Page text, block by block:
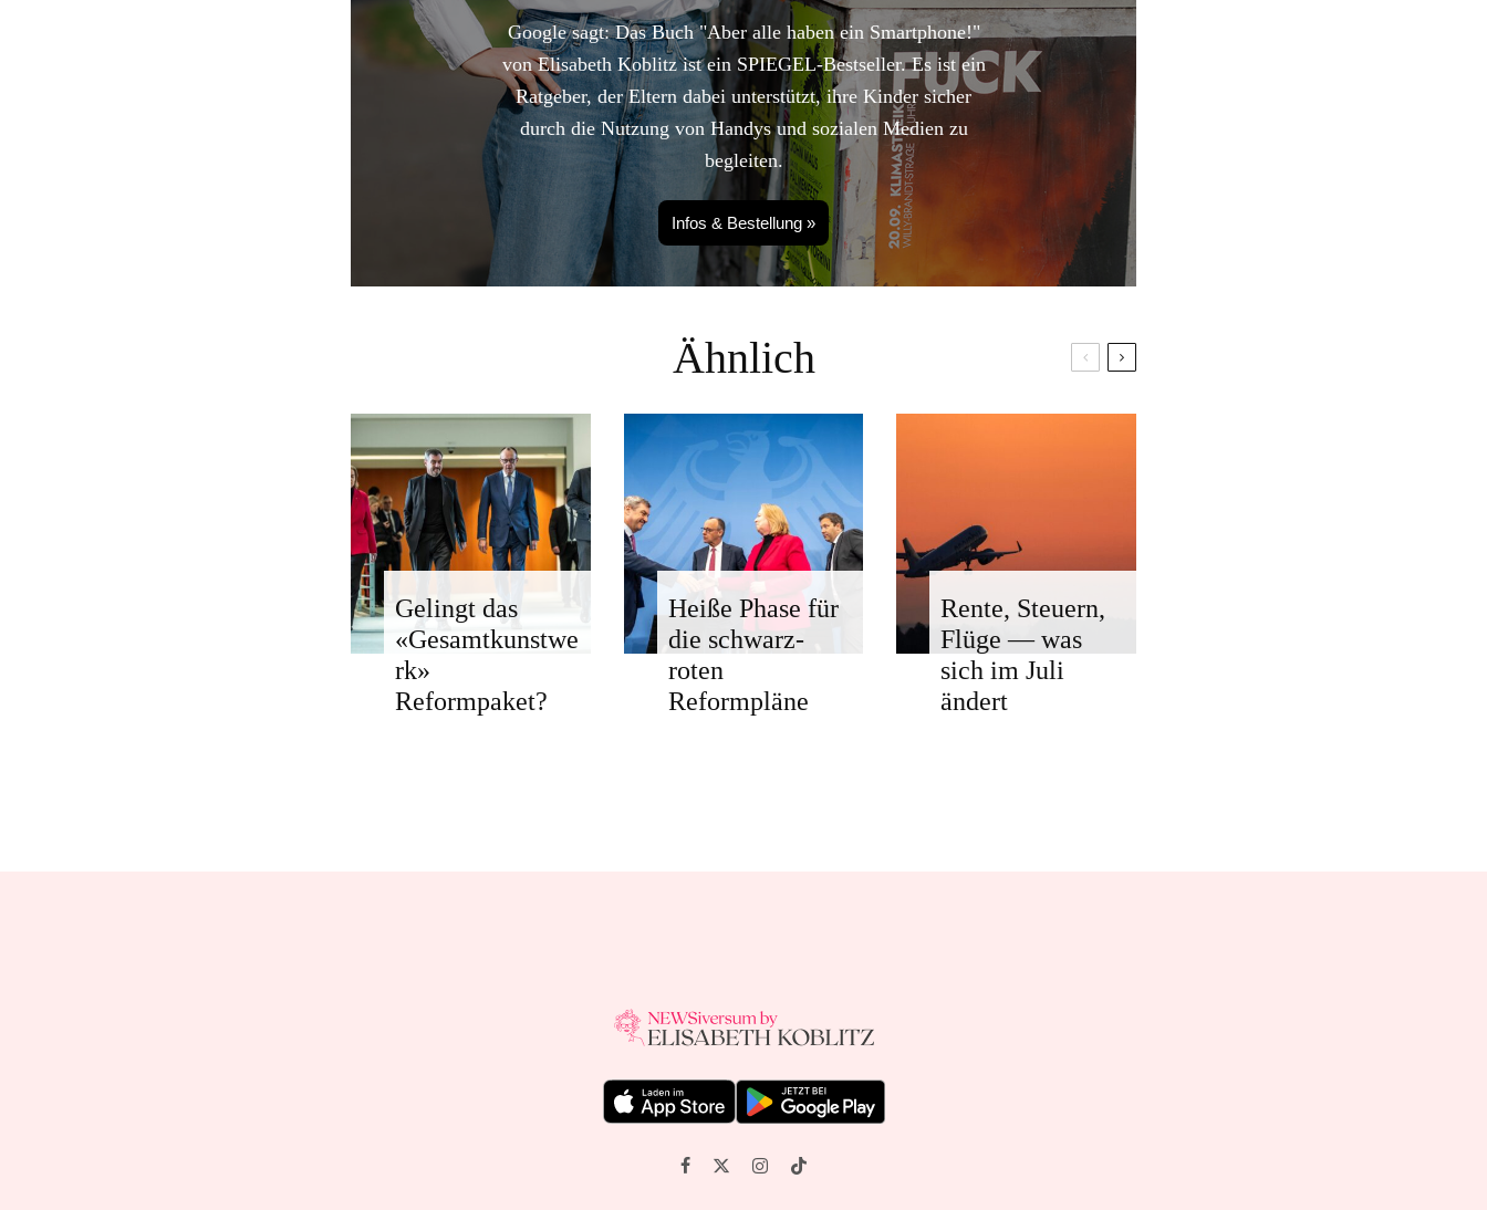
Google sagt: Das Buch "Aber alle haben ein Smartphone!"
von Elisabeth Koblitz ist ein SPIEGEL-Bestseller. Es ist ein
Ratgeber, der Eltern dabei unterstützt, ihre Kinder sicher
durch die Nutzung von Handys und sozialen Medien zu
begleiten.
Infos & Bestellung »
Ähnlich
Gelingt das
«Gesamtkunstwe
rk»
Reformpaket?
Heiße Phase für
die schwarz-
roten
Reformpläne
Rente, Steuern,
Flüge — was
sich im Juli
ändert